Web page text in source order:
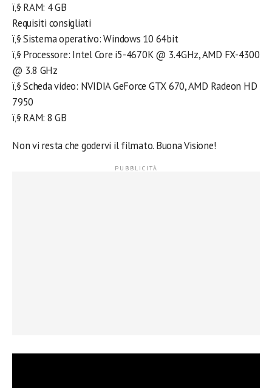
ï‚§ RAM: 4 GB
Requisiti consigliati
ï‚§ Sistema operativo: Windows 10 64bit
ï‚§ Processore: Intel Core i5-4670K @ 3.4GHz, AMD FX-4300
@ 3.8 GHz
ï‚§ Scheda video: NVIDIA GeForce GTX 670, AMD Radeon HD
7950
ï‚§ RAM: 8 GB
Non vi resta che godervi il filmato. Buona Visione!